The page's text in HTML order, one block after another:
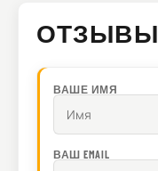
ОТЗЫВЫ
ВАШЕ ИМЯ
ВАШ EMAIL